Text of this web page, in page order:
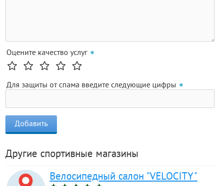
Оцените качество услуг
Для защиты от спама введите следующие цифры
Другие спортивные магазины
Велосипедный салон "VELOCITY"